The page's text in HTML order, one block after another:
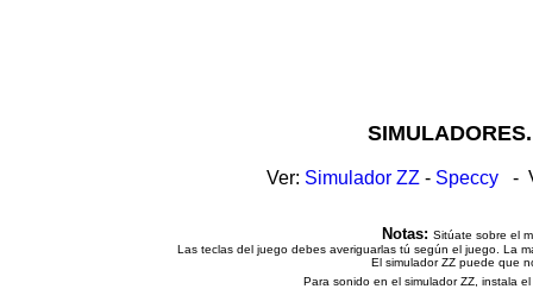
Ver: Simulador ZZ - Speccy -
Notas: Sitúate sobre el
Las teclas del juego debes averiguarlas tú según el juego. La
El simulador ZZ puede que
Para sonido en el simulador ZZ, instala